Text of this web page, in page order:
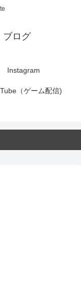
ブログ
Instagram
（ゲーム配信)